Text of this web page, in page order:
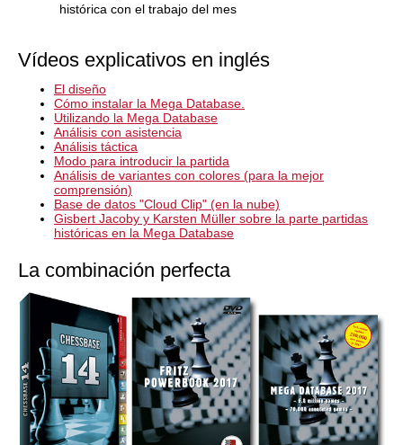
histórica con el trabajo del mes
Vídeos explicativos en inglés
El diseño
Cómo instalar la Mega Database.
Utilizando la Mega Database
Análisis con asistencia
Análisis táctica
Modo para introducir la partida
Análisis de variantes con colores (para la mejor
comprensión)
Base de datos "Cloud Clip" (en la nube)
Gisbert Jacoby y Karsten Müller sobre la parte partidas
históricas en la Mega Database
La combinación perfecta